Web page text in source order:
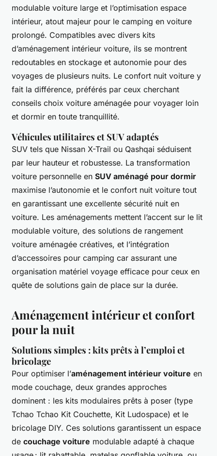
modulable voiture large et l’optimisation espace
intérieur, atout majeur pour le camping en voiture
prolongé. Compatibles avec divers kits
d’aménagement intérieur voiture, ils se montrent
redoutables en stockage et autonomie pour des
voyages de plusieurs nuits. Le confort nuit voiture y
fait la différence, préférés par ceux cherchant
conseils choix voiture aménagée pour voyager loin
et dormir en toute tranquillité.
Véhicules utilitaires et SUV adaptés
SUV tels que Nissan X-Trail ou Qashqai séduisent
par leur hauteur et robustesse. La transformation
voiture personnelle en SUV aménagé pour dormir
maximise l’autonomie et le confort nuit voiture tout
en garantissant une excellente sécurité nuit en
voiture. Les aménagements mettent l’accent sur le lit
modulable voiture, des solutions de rangement
voiture aménagée créatives, et l’intégration
d’accessoires pour camping car assurant une
organisation matériel voyage efficace pour ceux en
quête de solutions gain de place sur la durée.
Aménagement intérieur et confort
pour la nuit
Solutions simples : kits prêts à l’emploi et
bricolage
Pour optimiser l’aménagement intérieur voiture en
mode couchage, deux grandes approches
dominent : les kits modulaires prêts à poser (type
Tchao Tchao Kit Couchette, Kit Ludospace) et le
bricolage DIY. Ces solutions garantissent un espace
de couchage voiture modulable adapté à chaque